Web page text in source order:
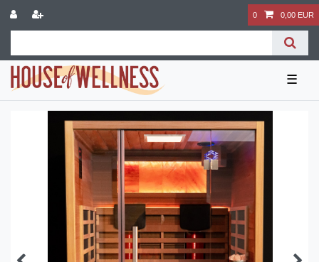
0 0,00 EUR
☰